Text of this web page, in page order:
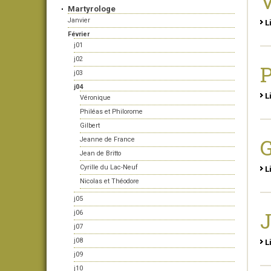
Martyrologe
Janvier
Février
j01
j02
j03
j04
Véronique
Philéas et Philorome
Gilbert
Jeanne de France
Jean de Britto
Cyrille du Lac-Neuf
Nicolas et Théodore
j05
j06
j07
j08
j09
j10